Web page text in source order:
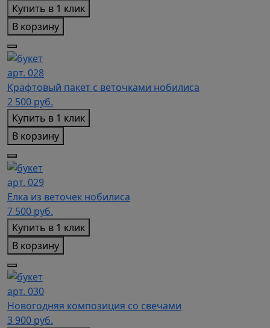
Купить в 1 клик
В корзину
арт. 028
Крафтовый пакет с веточками нобилиса
2 500 руб.
Купить в 1 клик
В корзину
арт. 029
Елка из веточек нобилиса
7 500 руб.
Купить в 1 клик
В корзину
арт. 030
Новогодняя композиция со свечами
3 900 руб.